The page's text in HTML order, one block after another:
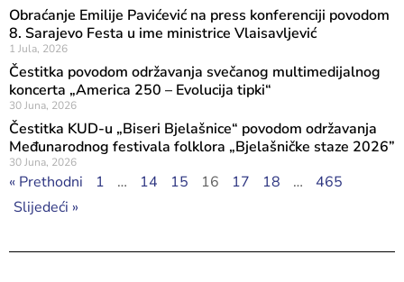
Obraćanje Emilije Pavićević na press konferenciji povodom
8. Sarajevo Festa u ime ministrice Vlaisavljević
1 Jula, 2026
Čestitka povodom održavanja svečanog multimedijalnog
koncerta „America 250 – Evolucija tipki“
30 Juna, 2026
Čestitka KUD-u „Biseri Bjelašnice“ povodom održavanja
Međunarodnog festivala folklora „Bjelašničke staze 2026”
30 Juna, 2026
« Prethodni 1 … 14 15 16 17 18 …
465
Slijedeći »